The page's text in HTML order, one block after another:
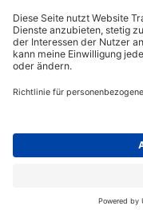
PsychJOB
Entwickelt durchJobiqo